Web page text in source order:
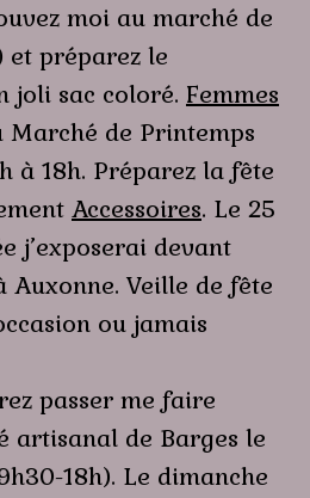
moi au marché de
et préparez le
joli sac coloré. Femmes
Marché de Printemps
à 18h. Préparez la fête
Accessoires. Le 25
j’exposerai devant
Auxonne. Veille de fête
ou jamais
passer me faire
artisanal de Barges le
18h). Le dimanche